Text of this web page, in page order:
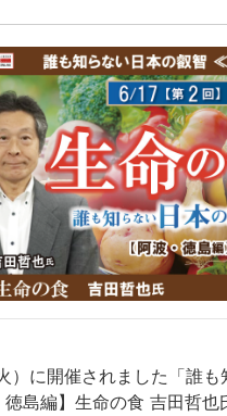
）に開催されました「誰
徳島編】生命の食 吉田哲也